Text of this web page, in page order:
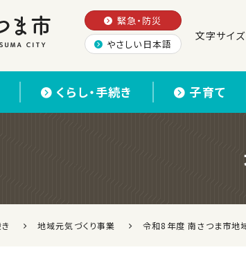
緊急・防災
やさしい日本語
文字サイズ
くらし・手続き 子育て
地域元気づくり事業 令和8年度 南さつま市地